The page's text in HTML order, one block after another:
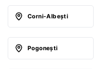
Corni-Albeşti
Pogoneşti